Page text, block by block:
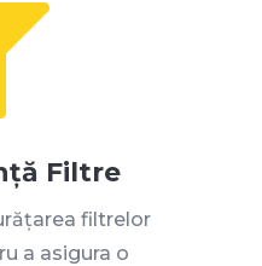
Filtre
filtrelor
a asigura o